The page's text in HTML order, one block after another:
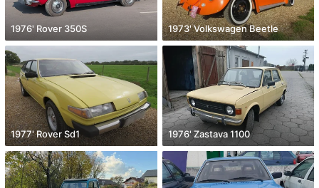
1976' Rover 350S 1973' Volkswagen Beetle
1977' Rover Sd1 1976' Zastava 1100